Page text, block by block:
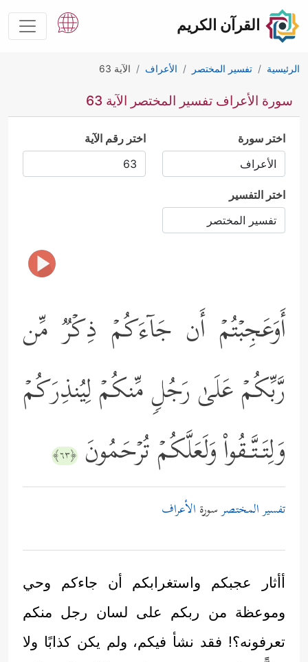
القرآن الكريم
الرئيسية تفسير المختصر الأعراف الآية 63
سورة الأعراف تفسير المختصر الآية 63
اختر سورة اختر رقم الآية
اختر التفسير
أَوَعَجِبۡتُمۡ أَن جَاۤءَكُمۡ ذِكۡرࣱ مِّن
رَّبِّكُمۡ عَلَىٰ رَجُلࣲ مِّنكُمۡ لِیُنذِرَكُمۡ
وَلِتَـتَّـقُواْ وَلَعَلَّكُمۡ تُرۡحَمُونَ ﴿٦٣﴾
تفسير المختصرسورة الأعراف
أأثار عجبكم واستغرابكم أن جاءكم وحي
وموعظة من ربكم على لسان رجل منكم
تعرفونه؟! فقد نشأ فيكم، ولم يكن كذابًا ولا